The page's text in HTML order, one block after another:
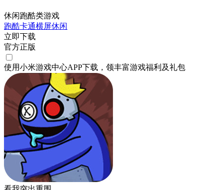
休闲跑酷类游戏
跑酷卡通横屏休闲
立即下载
官方正版
使用小米游戏中心APP下载 ，领丰富游戏福利 及礼包